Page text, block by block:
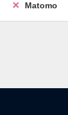
Matomo